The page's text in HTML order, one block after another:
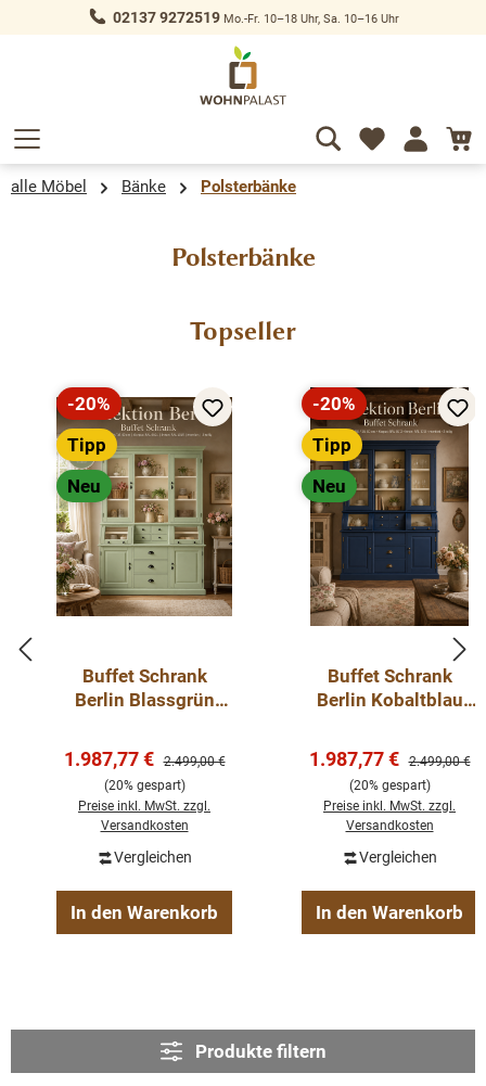
springen 02137 9272519Mo.-Fr. 10–18 Uhr, Sa. 10–16 Uhr
alle Möbel Bänke Polsterbänke
Polsterbänke
Produktgalerie überspringen
Topseller
Rabatt
-20%
Tipp
Neu
Buffet Schrank
Berlin Blassgrün
Landhausstil Kopie
Verkaufspreis:
1.987,77 € Regulärer Preis:
2.499,00 €
(20% gespart)
Preise inkl. MwSt. zzgl.
Versandkosten
Vergleichen
In den Warenkorb
Rabatt
-20%
Tipp
Neu
Buffet Schrank
Berlin Kobaltblau
Landhausstil
Verkaufspreis:
1.987,77 € Regulärer
2.499,00 €
(20% gespart)
Preise inkl. MwSt. zzgl.
Versandkosten
Vergleichen
In den Warenkorb
Produkte filtern